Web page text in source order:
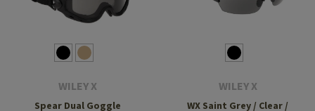
WILEY X
Spear Dual Goggle
WILEY X
WX Saint Grey / Clear /